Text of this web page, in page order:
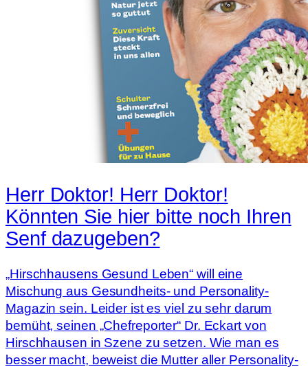
Herr Doktor! Herr Doktor!
Könnten Sie hier bitte noch Ihren
Senf dazugeben?
„Hirschhausens Gesund Leben“ will eine
Mischung aus Gesundheits- und Personality-
Magazin sein. Leider ist es viel zu sehr darum
bemüht, seinen „Chefreporter“ Dr. Eckart von
Hirschhausen in Szene zu setzen. Wie man es
besser macht, beweist die Mutter aller Personality-